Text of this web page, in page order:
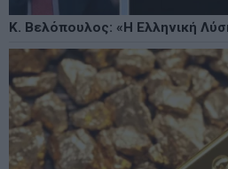
Κ. Βελόπουλος: «Η Ελληνική